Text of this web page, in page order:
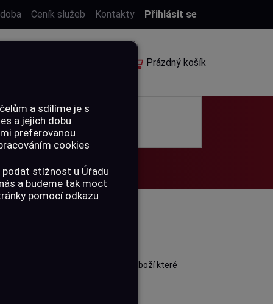
a sdílíme je s
a jejich dobu
preferovanou
cookies
podat stížnost u Úřadu
a budeme tak moct
pomocí odkazu
Ceník služeb Kontakty Přihlásit se
Prázdný košík
POUKAZY
s výběrem Vám rádi pomůžeme. Zboží které